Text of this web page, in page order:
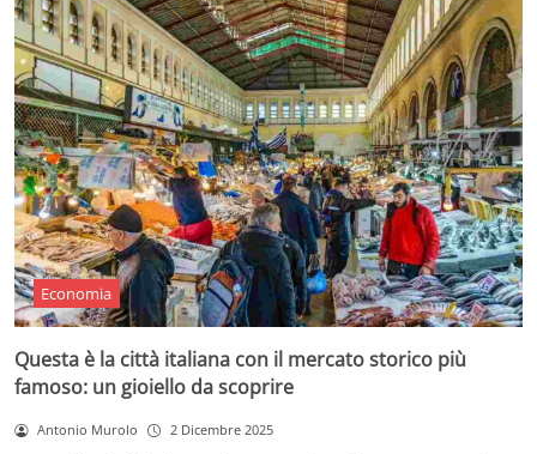
Economia
Questa è la città italiana con il mercato storico più
famoso: un gioiello da scoprire
Antonio Murolo 2 Dicembre 2025